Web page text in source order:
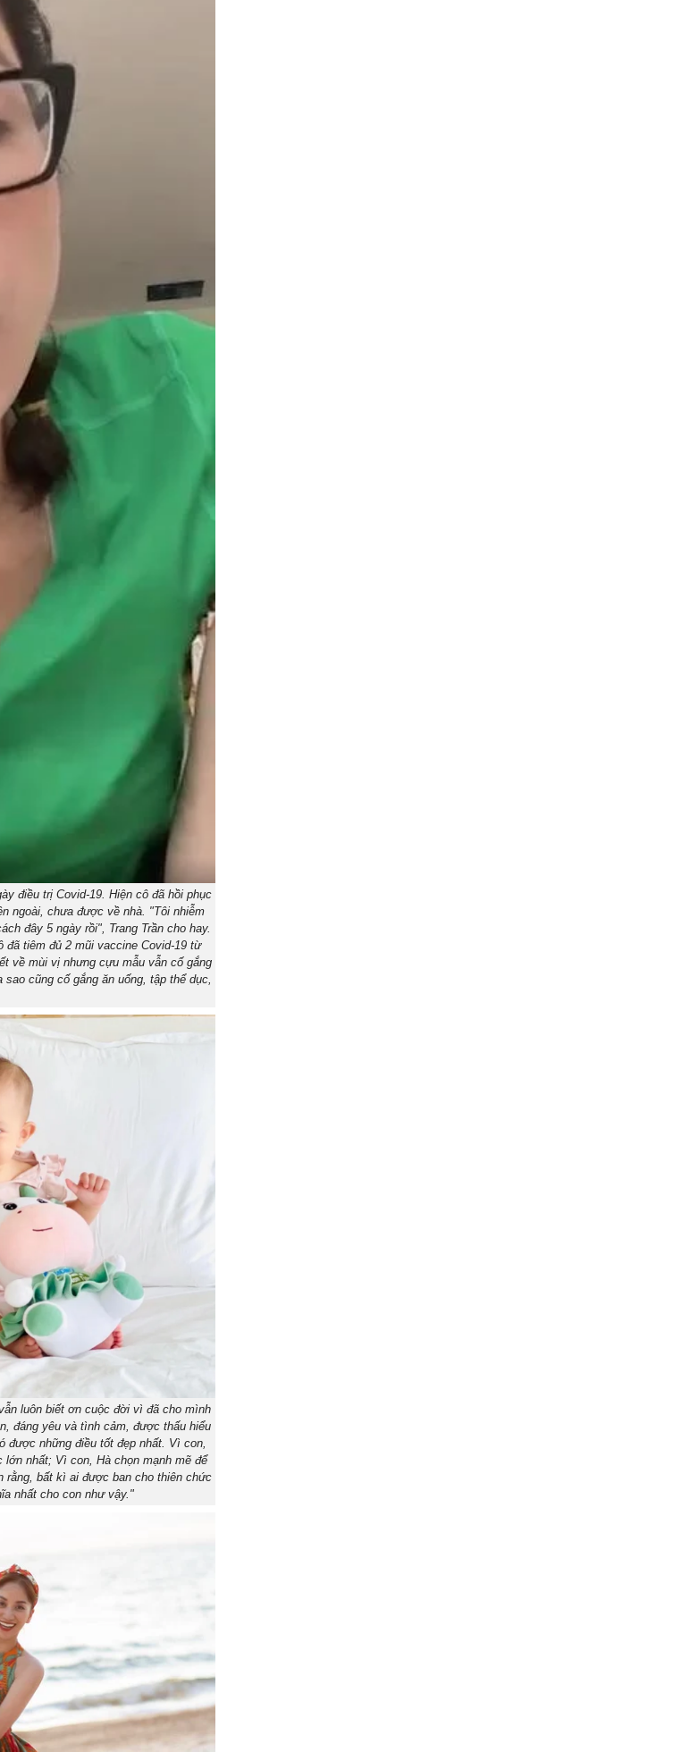
điều trị Covid-19. Hiện cô đã hồi phục
ngoài, chưa được về nhà. "Tôi nhiễm
đây 5 ngày rồi", Trang Trần cho hay.
đã tiêm đủ 2 mũi vaccine Covid-19 từ
về mùi vị nhưng cựu mẫu vẫn cố gắng
cũng cố gắng ăn uống, tập thể dục,
luôn biết ơn cuộc đời vì đã cho mình
đáng yêu và tình cảm, được thấu hiểu
được những điều tốt đẹp nhất. Vì con,
nhất; Vì con, Hà chọn mạnh mẽ để
rằng, bất kì ai được ban cho thiên chức
nhất cho con như vậy."